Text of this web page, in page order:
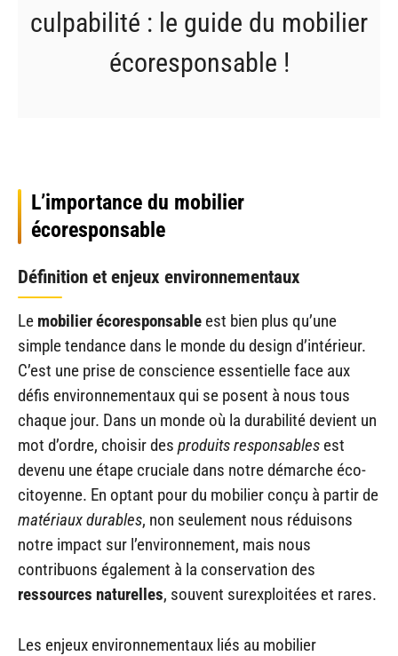
culpabilité : le guide du mobilier
écoresponsable !
L’importance du mobilier
écoresponsable
Définition et enjeux environnementaux
Le mobilier écoresponsable est bien plus qu’une
simple tendance dans le monde du design d’intérieur.
C’est une prise de conscience essentielle face aux
défis environnementaux qui se posent à nous tous
chaque jour. Dans un monde où la durabilité devient un
mot d’ordre, choisir des produits responsables est
devenu une étape cruciale dans notre démarche éco-
citoyenne. En optant pour du mobilier conçu à partir de
matériaux durables, non seulement nous réduisons
notre impact sur l’environnement, mais nous
contribuons également à la conservation des
ressources naturelles, souvent surexploitées et rares.
Les enjeux environnementaux liés au mobilier